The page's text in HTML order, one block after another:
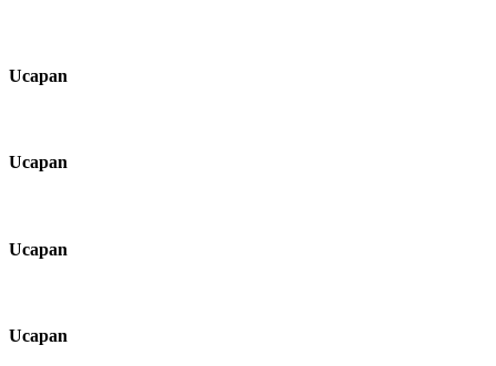
Ucapan
Ucapan
Ucapan
Ucapan